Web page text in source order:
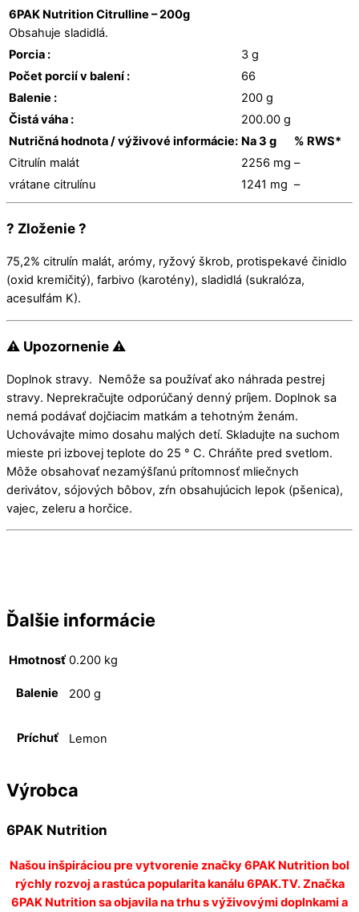
6PAK Nutrition Citrulline – 200g
Obsahuje sladidlá.
Porcia :
3 g
Počet porcií v balení :
66
Balenie :
200 g
Čistá váha :
200.00 g
Nutričná hodnota / výživové informácie: Na 3 g
% RWS*
Citrulín malát
2256 mg –
vrátane citrulínu
1241 mg –
? Zloženie ?
75,2% citrulín malát, arómy, ryžový škrob, protispekavé činidlo
(oxid kremičitý), farbivo (karotény), sladidlá (sukralóza,
acesulfám K).
⚠ Upozornenie ⚠
Doplnok stravy. Nemôže sa používať ako náhrada pestrej
stravy. Neprekračujte odporúčaný denný príjem. Doplnok sa
nemá podávať dojčiacim matkám a tehotným ženám.
Uchovávajte mimo dosahu malých detí. Skladujte na suchom
mieste pri izbovej teplote do 25 ° C. Chráňte pred svetlom.
Môže obsahovať nezamýšľanú prítomnosť mliečnych
derivátov, sójových bôbov, zŕn obsahujúcich lepok (pšenica),
vajec, zeleru a horčice.
Ďalšie informácie
Hmotnosť 0.200 kg
Balenie 200 g
Príchuť Lemon
Výrobca
6PAK Nutrition
Našou inšpiráciou pre vytvorenie značky 6PAK Nutrition bol
rýchly rozvoj a rastúca popularita kanálu 6PAK.TV. Značka
6PAK Nutrition sa objavila na trhu s výživovými doplnkami a